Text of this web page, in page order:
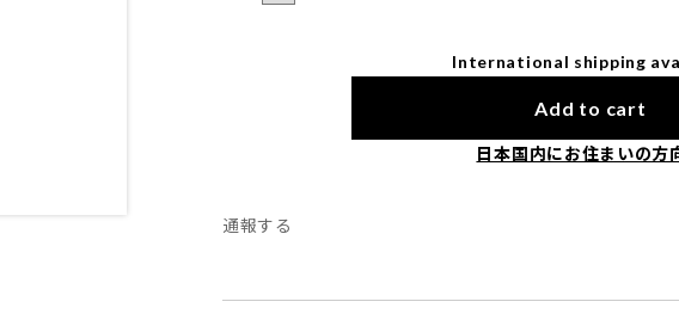
International shipping
Add to cart
日本国内にお住まいの方
通報する